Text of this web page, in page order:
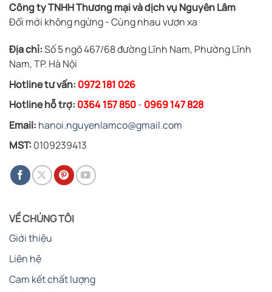
Công ty TNHH Thương mại và dịch vụ Nguyên Lâm
Đổi mới không ngừng - Cùng nhau vươn xa
Địa chỉ:Số 5 ngõ 467/68 đường Lĩnh Nam, Phường Lĩnh
Nam, TP. Hà Nội
Hotline tư vấn: 0972 181 026
Hotline hỗ trợ: 0364 157 850- 0969 147 828
Email: hanoi.nguyenlamco@gmail.com
MST: 0109239413
VỀ CHÚNG TÔI
Giới thiệu
Liên hệ
Cam kết chất lượng